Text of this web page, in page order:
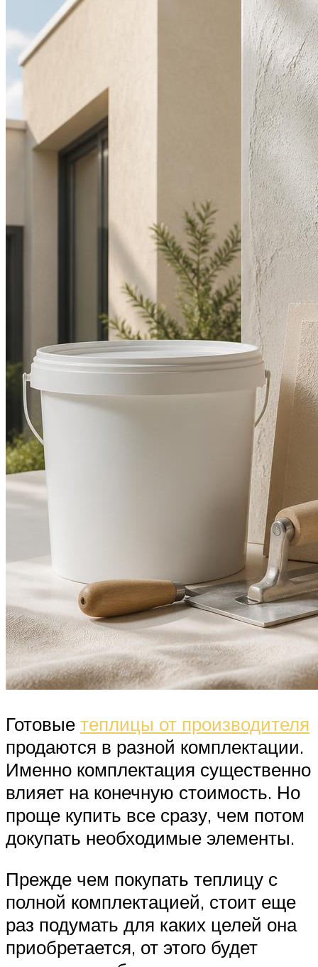
Готовые теплицы от производителя
продаются в разной комплектации.
Именно комплектация существенно
влияет на конечную стоимость. Но
проще купить все сразу, чем потом
докупать необходимые элементы.
Прежде чем покупать теплицу с
полной комплектацией, стоит еще
раз подумать для каких целей она
приобретается, от этого будет